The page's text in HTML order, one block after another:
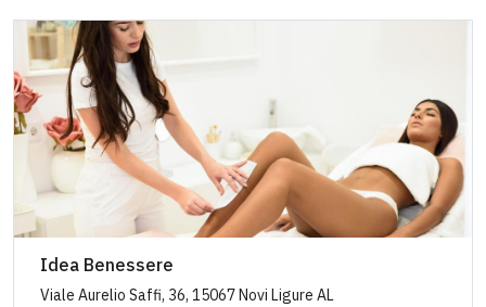
Idea Benessere
Viale Aurelio Saffi, 36, 15067 Novi Ligure AL